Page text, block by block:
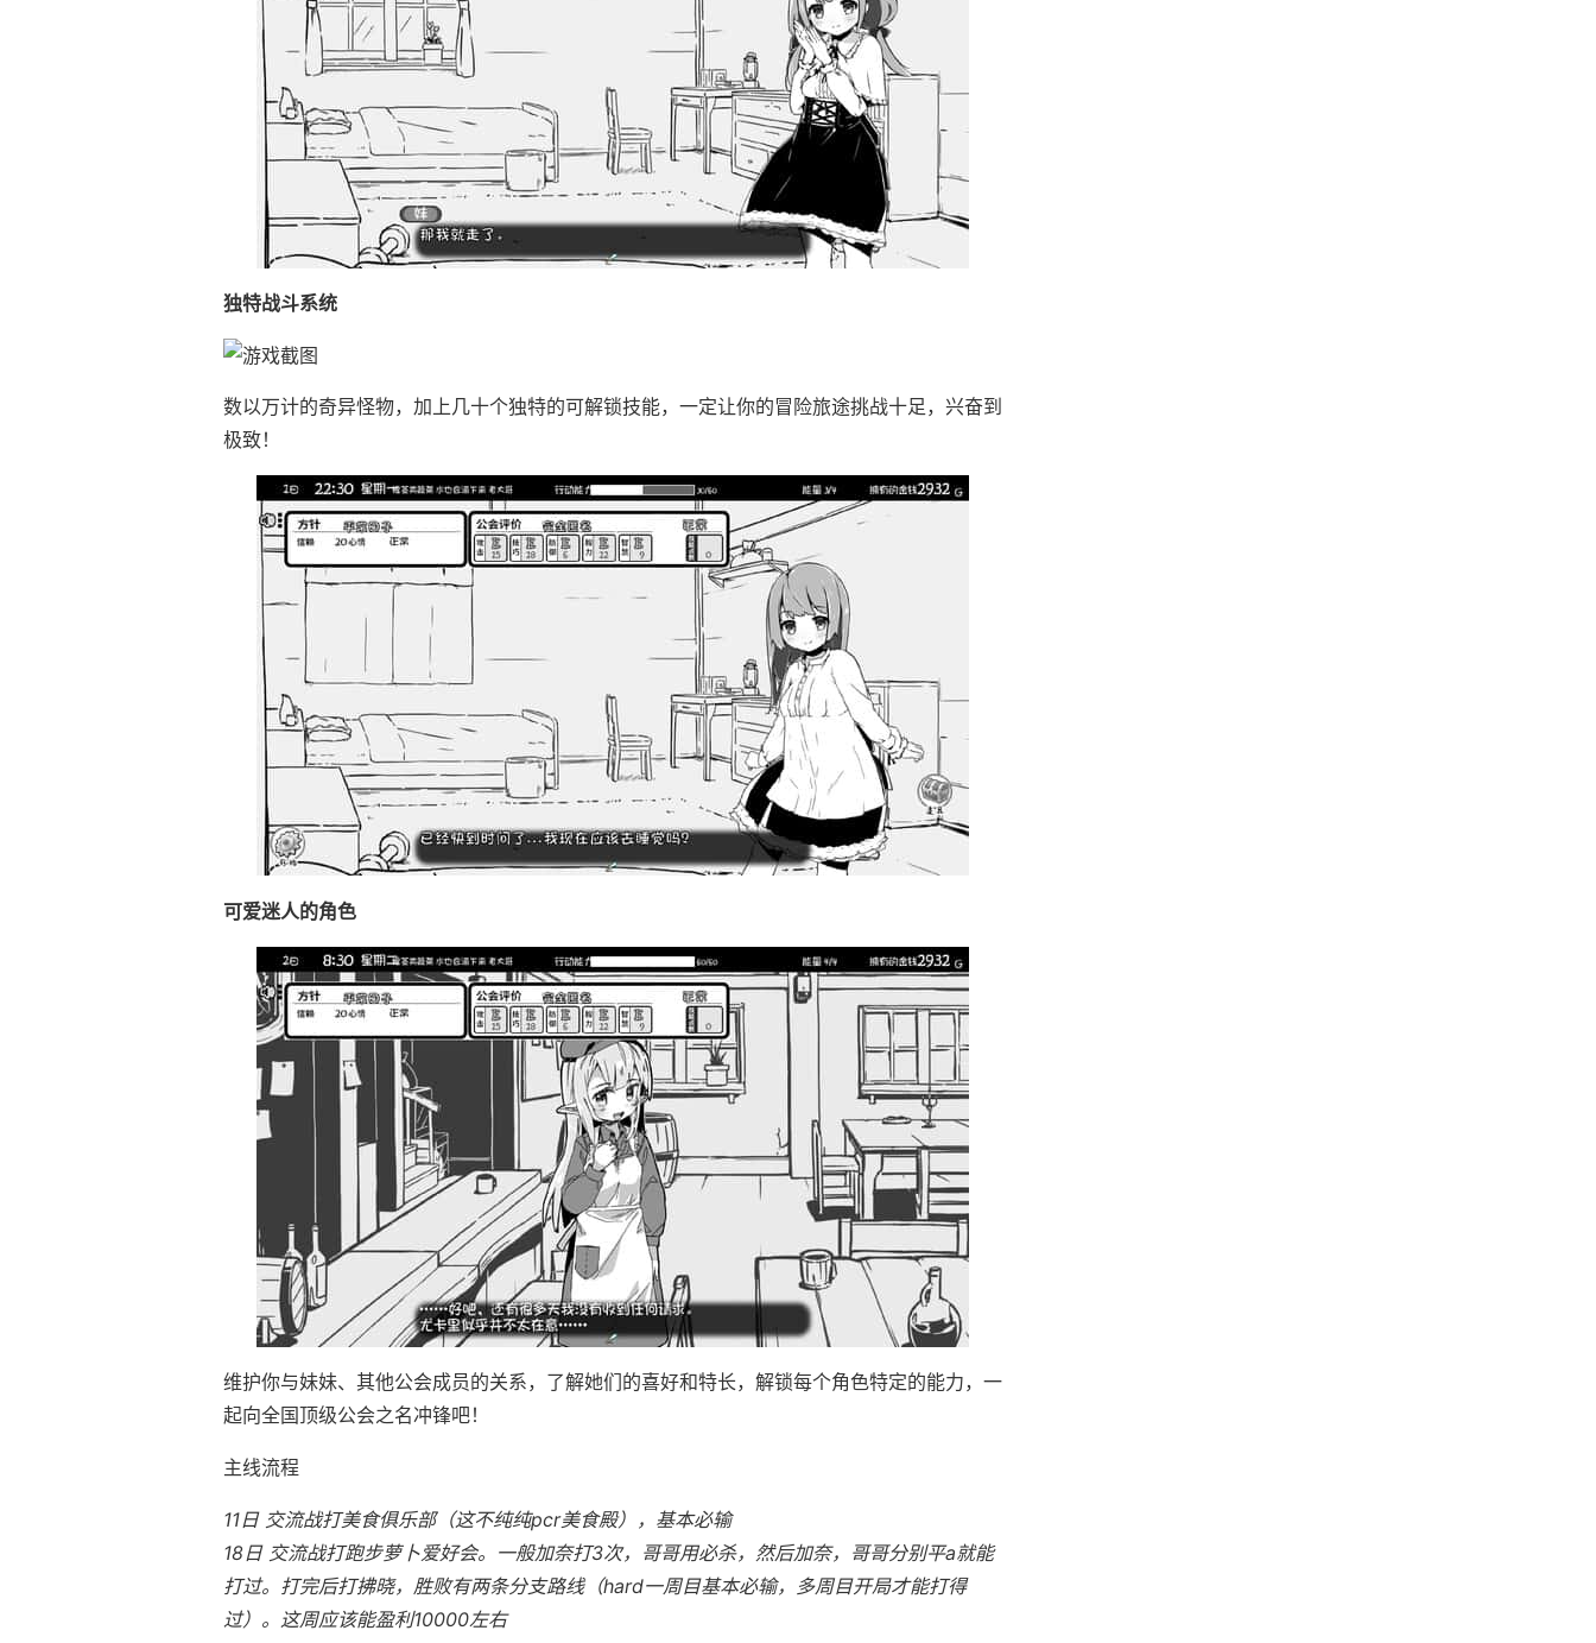
独特战斗系统
数以万计的奇异怪物，加上几十个独特的可解锁技能，一定让你的冒险旅途挑战十足，兴奋到
极致！
可爱迷人的角色
维护你与妹妹、其他公会成员的关系，了解她们的喜好和特长，解锁每个角色特定的能力，一
起向全国顶级公会之名冲锋吧！
主线流程
11日 交流战打美食俱乐部（这不纯纯pcr美食殿），基本必输
18日 交流战打跑步萝卜爱好会。一般加奈打3次，哥哥用必杀，然后加奈，哥哥分别平a就能
打过。打完后打拂晓，胜败有两条分支路线（hard一周目基本必输，多周目开局才能打得
过）。这周应该能盈利10000左右